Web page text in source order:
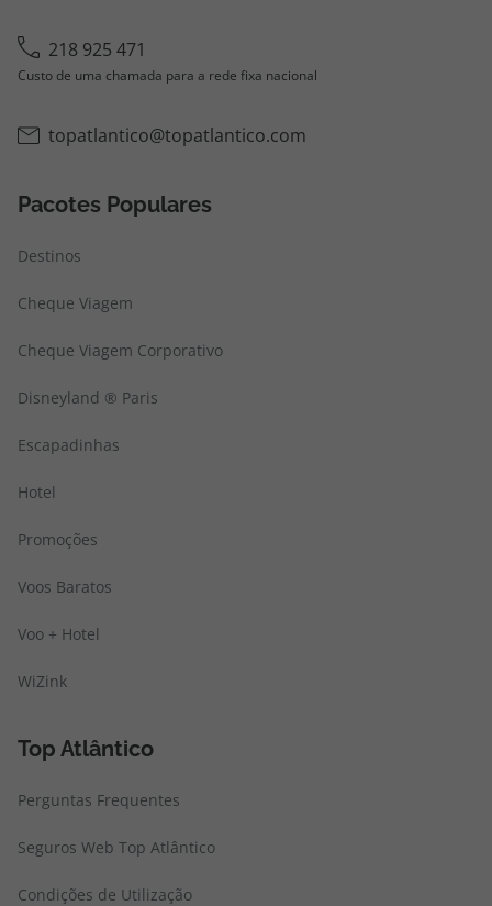
218 925 471
Custo de uma chamada para a rede fixa nacional
topatlantico@topatlantico.com
Pacotes Populares
Destinos
Cheque Viagem
Cheque Viagem Corporativo
Disneyland ® Paris
Escapadinhas
Hotel
Promoções
Voos Baratos
Voo + Hotel
WiZink
Top Atlântico
Perguntas Frequentes
Seguros Web Top Atlântico
Condições de Utilização